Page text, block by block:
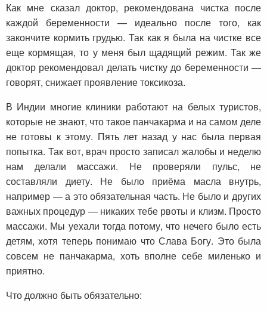
Как мне сказал доктор, рекомендована чистка после
каждой беременности — идеально после того, как
закончите кормить грудью. Так как я была на чистке все
еще кормящая, то у меня был щадящий режим. Так же
доктор рекомендовал делать чистку до беременности —
говорят, снижает проявление токсикоза.
В Индии многие клиники работают на белых туристов,
которые не знают, что такое панчакарма и на самом деле
не готовы к этому. Пять лет назад у нас была первая
попытка. Так вот, врач просто записал жалобы и неделю
нам делали массажи. Не проверяли пульс, не
составляли диету. Не было приёма масла внутрь,
например — а это обязательная часть. Не было и других
важных процедур — никаких тебе рвоты и клизм. Просто
массажи. Мы уехали тогда потому, что нечего было есть
детям, хотя теперь понимаю что Слава Богу. Это была
совсем не панчакарма, хоть вполне себе миленько и
приятно.
Что должно быть обязательно: